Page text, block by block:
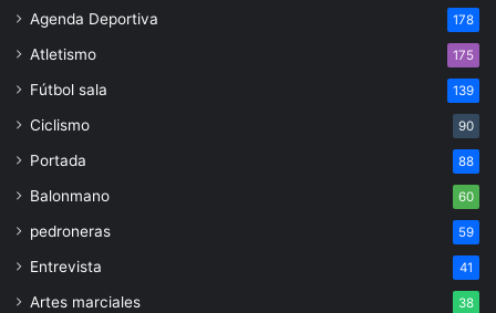
Agenda Deportiva 178
Atletismo 175
Fútbol sala 139
Ciclismo 90
Portada 88
Balonmano 60
pedroneras 59
Entrevista 41
Artes marciales 38